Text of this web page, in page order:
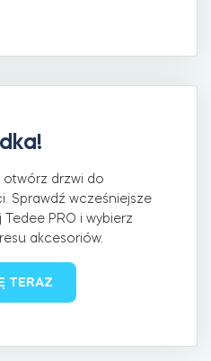
Tedee
otwórz drzwi do
Sprawdź wcześniejsze
PRO i wybierz
akcesoriów.
TERAZ